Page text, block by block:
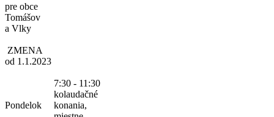
pre obce
Tomášov
a Vlky
ZMENA
od 1.1.2023
Pondelok
7:30 - 11:30
kolaudačné
konania,